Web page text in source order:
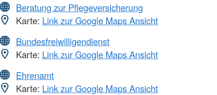
Beratung zur Pflegeversicherung
Karte: Link zur Google Maps Ansicht
Bundesfreiwilligendienst
Karte: Link zur Google Maps Ansicht
Ehrenamt
Karte: Link zur Google Maps Ansicht